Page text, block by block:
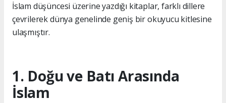
İslam düşüncesi üzerine yazdığı kitaplar, farklı dillere
çevrilerek dünya genelinde geniş bir okuyucu kitlesine
ulaşmıştır.
1. Doğu ve Batı Arasında
İslam